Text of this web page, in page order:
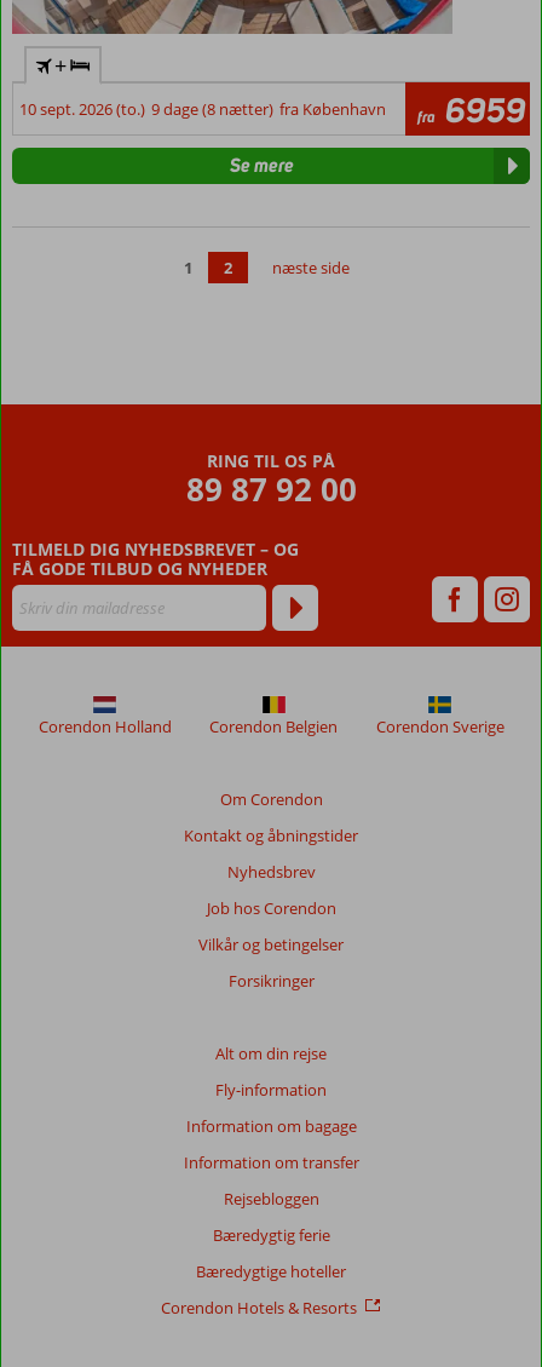
+
10 sept. 2026 (to.) 9 dage (8 nætter) fra København fra 6959
Se mere
1 2 næste side
RING TIL OS PÅ
89 87 92 00
TILMELD DIG NYHEDSBREVET – OG
FÅ GODE TILBUD OG NYHEDER
Om Corendon
Kontakt og åbningstider
Nyhedsbrev
Job hos Corendon
Vilkår og betingelser
Forsikringer
Alt om din rejse
Fly-information
Information om bagage
Information om transfer
Rejsebloggen
Bæredygtig ferie
Bæredygtige hoteller
Corendon Hotels & Resorts
Corendon Holland Corendon Belgien Corendon Sverige